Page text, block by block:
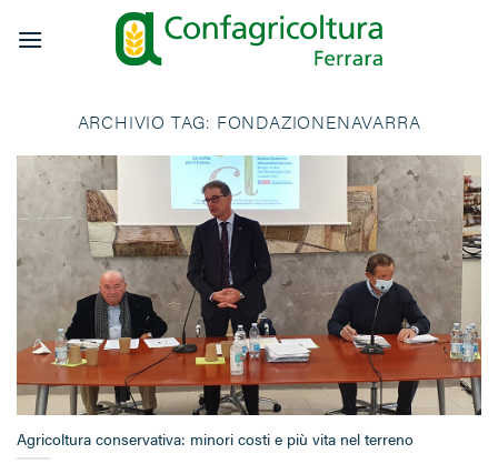
ARCHIVIO TAG: FONDAZIONENAVARRA
Agricoltura conservativa: minori costi e più vita nel terreno